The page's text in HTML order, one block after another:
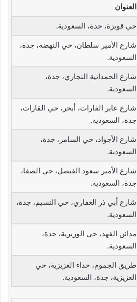
العنوان
حي قويزة، جدة، السعودية.
شارع الأمير سلطان، حي النهضة، جدة،
السعودية.
شارع الحمدانية التجاري، جدة،
السعودية.
شارع عابر القارات، أبحر، حي القارات،
جدة، السعودية.
شارع الأجواد، حي السامر، جدة،
السعودية.
شارع الأمير سعود الفيصل، حي الصفا،
جدة، السعودية.
شارع أبي ذر الغفاري، حي النسيم، جدة،
السعودية.
مدائن الفهد، حي الوزيرية، جدة،
السعودية.
طريق الجموم، حداء العزيزية، حي
العزيزية، جدة، السعودية.